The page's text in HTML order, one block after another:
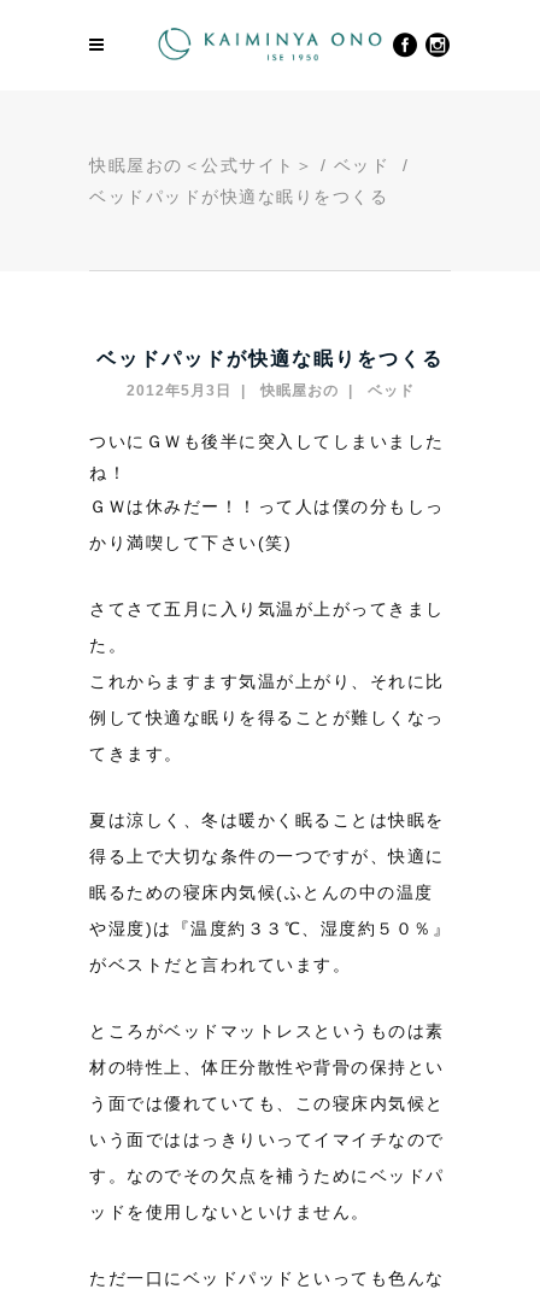
快眠屋おの＜公式サイト＞ / ベッド
/
ベッドパッドが快適な眠りをつくる
ベッドパッドが快適な眠りをつくる
2012年5月3日 快眠屋おの ベッド
ついにＧＷも後半に突入してしまいました
ね！
ＧＷは休みだー！！って人は僕の分もしっ
かり満喫して下さい(笑)
さてさて五月に入り気温が上がってきまし
た。
これからますます気温が上がり、それに比
例して快適な眠りを得ることが難しくなっ
てきます。
夏は涼しく、冬は暖かく眠ることは快眠を
得る上で大切な条件の一つですが、快適に
眠るための寝床内気候(ふとんの中の温度
や湿度)は『温度約３３℃、湿度約５０％』
がベストだと言われています。
ところがベッドマットレスというものは素
材の特性上、体圧分散性や背骨の保持とい
う面では優れていても、この寝床内気候と
いう面でははっきりいってイマイチなので
す。なのでその欠点を補うためにベッドパ
ッドを使用しないといけません。
ただ一口にベッドパッドといっても色んな